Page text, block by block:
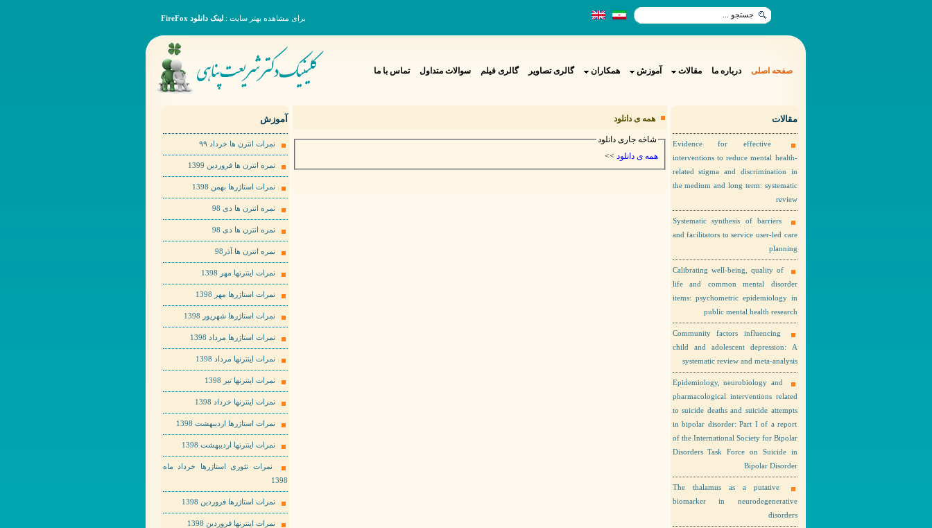
برای مشاهده بهتر سایت : لینک دانلود FireFox
صفحه اصلی درباره ما مقالات آموزش همکاران گالری تصاویر گالری فیلم سوالات متداول تماس با ما
مقالات
Evidence for effective
interventions to reduce mental health-
related stigma and discrimination in
the medium and long term: systematic
review
Systematic synthesis of barriers
and facilitators to service user-led care
planning
Calibrating well-being, quality of
life and common mental disorder
items: psychometric epidemiology in
public mental health research
Community factors influencing
child and adolescent depression: A
systematic review and meta-analysis
Epidemiology, neurobiology and
pharmacological interventions related
to suicide deaths and suicide attempts
in bipolar disorder: Part I of a report
of the International Society for Bipolar
Disorders Task Force on Suicide in
Bipolar Disorder
The thalamus as a putative
biomarker in neurodegenerative
disorders
همه ی دانلود
شاخه جاری دانلود
همه ی دانلود
آموزش
نمرات انترن ها خرداد ٩٩
نمره انترن ها فروردین 1399
نمرات استاژرها بهمن 1398
نمره انترن ها دی 98
نمره انترن ها دی 98
نمره انترن ها آذر98
نمرات اینترنها مهر 1398
نمرات استاژرها مهر 1398
نمرات استاژرها شهریور 1398
نمرات استاژرها مرداد 1398
نمرات اینترنها مرداد 1398
نمرات اینترنها تیر 1398
نمرات اینترنها خرداد 1398
نمرات استاژرها اردیبهشت 1398
نمرات اینترنها اردیبهشت 1398
نمرات تئوری استاژرها خرداد ماه
1398
نمرات استاژرها فروردین 1398
نمرات اینترنها فروردین 1398